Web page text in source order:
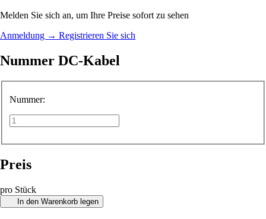
Melden Sie sich an, um Ihre Preise sofort zu sehen
Anmeldung → Registrieren Sie sich
Nummer DC-Kabel
Nummer:
Preis
pro Stück
In den Warenkorb legen